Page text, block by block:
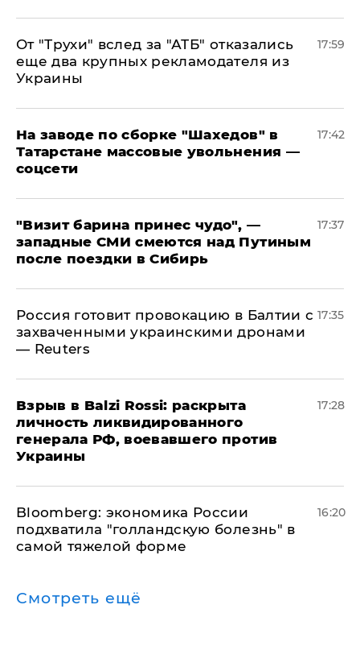
От "Трухи" вслед за "АТБ" отказались
еще два крупных рекламодателя из
Украины
17:59
На заводе по сборке "Шахедов" в
Татарстане массовые увольнения —
соцсети
17:42
"Визит барина принес чудо", —
западные СМИ смеются над Путиным
после поездки в Сибирь
17:37
​Россия готовит провокацию в Балтии с
захваченными украинскими дронами
— Reuters
17:35
​Взрыв в Balzi Rossi: раскрыта
личность ликвидированного
генерала РФ, воевавшего против
Украины
17:28
Bloomberg: экономика России
подхватила "голландскую болезнь" в
самой тяжелой форме
16:20
Смотреть ещё